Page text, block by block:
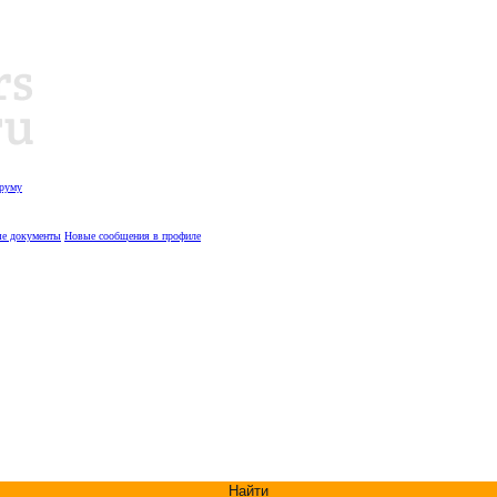
документы Новые сообщения в профиле
Найти